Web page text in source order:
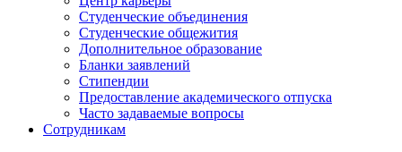
Студенческие объединения
Студенческие общежития
Дополнительное образование
Бланки заявлений
Стипендии
Предоставление академического отпуска
Часто задаваемые вопросы
Сотрудникам